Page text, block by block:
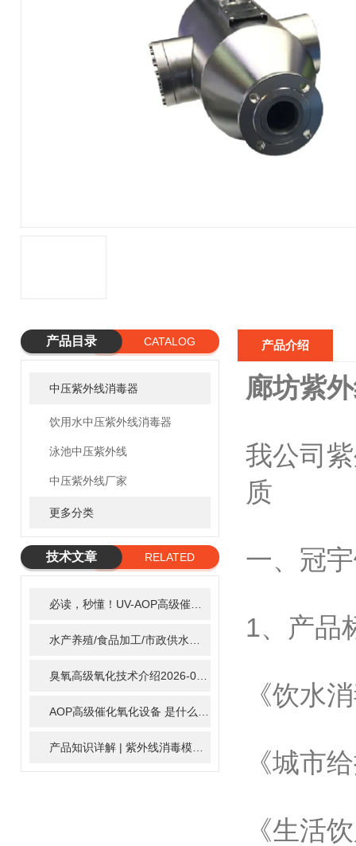
产品目录 CATALOG
中压紫外线消毒器
饮用水中压紫外线消毒器
泳池中压紫外线
中压紫外线厂家
更多分类
技术文章
RELATED
臭氧高级氧化技术介绍2026-02-27
2025-11-17
产品介绍
廊坊紫
我公司
质
一、冠
1、产品
《饮水
《城市
《生活